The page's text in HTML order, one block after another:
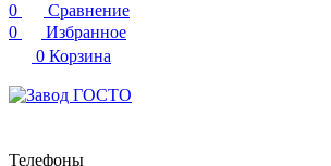
0
Сравнение
0
Избранное
0 Корзина
Телефоны